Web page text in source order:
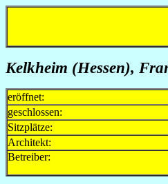
Kelkheim (Hessen),
eröffnet:
geschlossen:
Sitzplätze:
Architekt:
Betreiber: